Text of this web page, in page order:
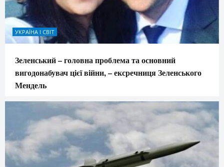
УКРАЇНА І СВІТ
Зеленський – головна проблема та основний
вигодонабувач цієї війни, – ексречниця Зеленського
Мендель